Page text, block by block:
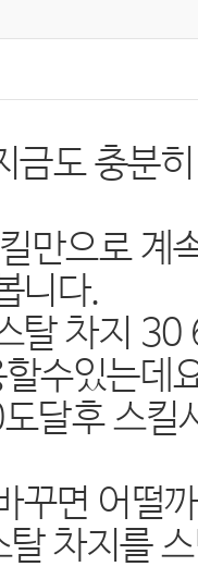
금도 충분
만으로 계
니다.
탈 차지
수있는데
달후 스킬
꾸면 어떨
차지를